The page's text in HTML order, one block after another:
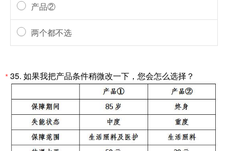
产品②
两个都不选
*35. 如果我把产品条件稍微改一下，您会怎么选择？